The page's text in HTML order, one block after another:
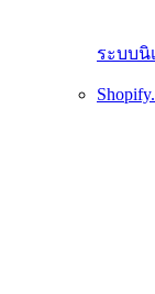
ระบบ